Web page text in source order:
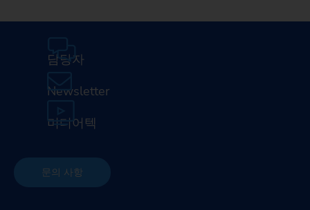
담당자
Newsletter
미디어텍
문의 사항